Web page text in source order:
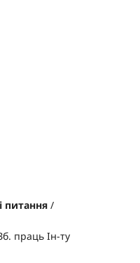
питання/
праць Iн-ту